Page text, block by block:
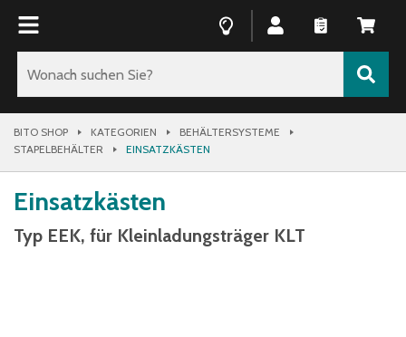
BITO SHOP KATEGORIEN
BEHÄLTERSYSTEME
STAPELBEHÄLTER
EINSATZKÄSTEN
Einsatzkästen
Typ EEK, für Kleinladungsträger KLT